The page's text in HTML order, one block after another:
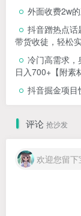
外面收费2w
抖音蹭热点话
带货收徒，轻松
冷门高需求，
日入700+【附素
抖音掘金项目
评论 抢沙发
欢迎您留下